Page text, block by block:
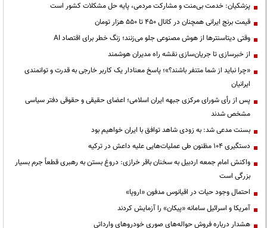
پزشکیان: خدمت بی‌منت و مشارکت مردمی، پایه حل مشکلات کشور است
قیمت‌ برنج ایرانی همچنان در کانال ۴۵۰ تا ۵۵۰ هزار تومان
وقتی دیتاسنترها از هوش مصنوعی جلو می‌زنند؛ زنگ خطر برای اقتصاد AI
از خبرسازی تا جریان‌سازی نقشه راه مدیران هوشمند
«چرا نباید از شما متنفر باشند؟»؛ پاسخ معنادار یک کاربر خارجی به قدرت و توانمندی
ایرانیان
پس از رأی شورای مرکزی جبهه ایران اسلامی؛ اعضای حقیقی و حقوقی دفتر سیاسی
مشخص شدند
بسنت مدعی شد: به زودی شاهد توافق با ایران خواهیم بود
دستگیری ۱۰۴ مظنون طی عملیات‌هایی علیه داعش در ترکیه
واکنش امام جمعه اردبیل به سخنان باقر خرازی: دروغ بستن به رهبری قطعاً جرم بسیار
بزرگی است
احتمال وجود حیات در اقیانوس مدفون «اروپا»
آمریکا و اسرائیل سامانه «پیکان» را آزمایش کردند
هشدار درباره فروش حواله‌های صوری خودروهای وارداتی